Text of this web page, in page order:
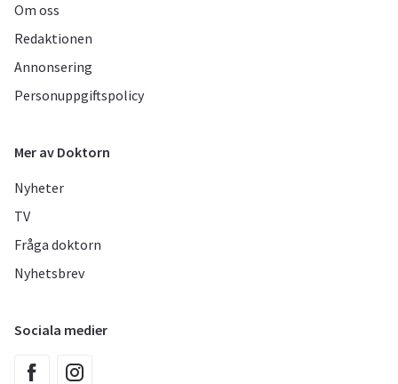
Om oss
Redaktionen
Annonsering
Personuppgiftspolicy
Mer av Doktorn
Nyheter
TV
Fråga doktorn
Nyhetsbrev
Sociala medier